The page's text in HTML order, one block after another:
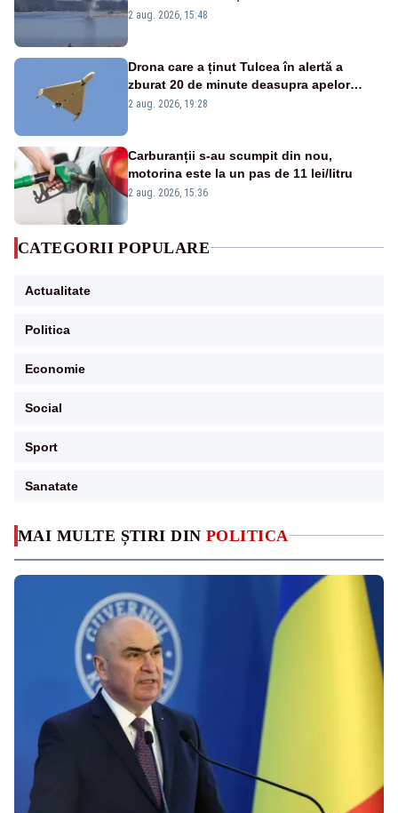
MAI MULTE ȘTIRI DIN POLITICA
detonările luni – VIDEO
2 aug. 2026, 15:48
Drona care a ținut Tulcea în alertă a
zburat 20 de minute deasupra apelor
României. Au fost ridicate două F-16
2 aug. 2026, 19:28
Carburanții s-au scumpit din nou,
motorina este la un pas de 11 lei/litru
2 aug. 2026, 15:36
CATEGORII POPULARE
Actualitate
Politica
Economie
Social
Sport
Sanatate